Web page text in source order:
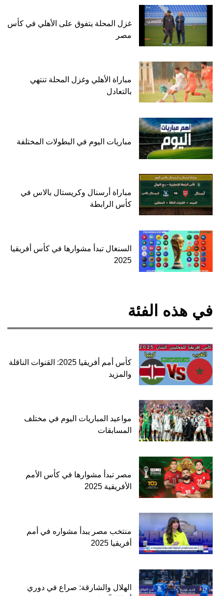
غزل المحلة يتفوق على الأهلي في كأس
مصر
مباراة الأهلي وغزل المحلة تنتهي
بالتعادل
مباريات اليوم في البطولات المختلفة
مباراة أرسنال وكريستال بالاس في
كأس الرابطة
السنغال تبدأ مشوارها في كأس أفريقيا
2025
في هذه الفئة
كأس أمم أفريقيا 2025: القنوات الناقلة
والمزيد
مواعيد المباريات اليوم في مختلف
المسابقات
مصر تبدأ مشوارها في كأس الأمم
الأفريقية 2025
منتخب مصر يبدأ مشواره في أمم
أفريقيا 2025
الهلال والشارقة: صراع في دوري